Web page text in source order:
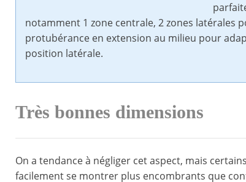
notamment 1 zone centrale, 2 zones latérales
protubérance en extension au milieu pour
position latérale.
Très bonnes dimensions
On a tendance à négliger cet aspect, mais
facilement se montrer plus encombrants que